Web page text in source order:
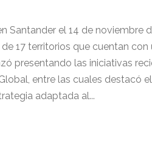
Santander el 14 de noviembre
17 territorios que cuentan con
presentando las iniciativas
entre las cuales destacó
adaptada al...